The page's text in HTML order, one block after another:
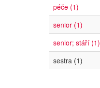
péče (1)
senior (1)
senior; stáří (1)
sestra (1)